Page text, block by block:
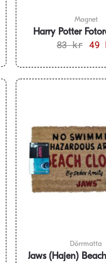
Magnet
Harry Potter
Magnet
83kr
Det
var:
49
Dörrmatta
Jaws (Hajen)